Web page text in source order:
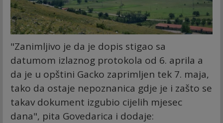
"Zanimljivo je da je dopis stigao sa
datumom izlaznog protokola od 6. aprila a
da je u opštini Gacko zaprimljen tek 7. maja,
tako da ostaje nepoznanica gdje je i zašto se
takav dokument izgubio cijelih mjesec
dana", pita Govedarica i dodaje: